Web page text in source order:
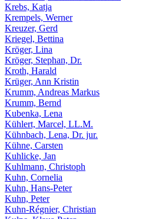
Krebs, Katja
Krempels, Werner
Kreuzer, Gerd
Kriegel, Bettina
Kröger, Lina
Kröger, Stephan, Dr.
Kroth, Harald
Krüger, Ann Kristin
Krumm, Andreas Markus
Krumm, Bernd
Kubenka, Lena
Kühlert, Marcel, LL.M.
Kühnbach, Lena, Dr. jur.
Kühne, Carsten
Kuhlicke, Jan
Kuhlmann, Christoph
Kuhn, Cornelia
Kuhn, Hans-Peter
Kuhn, Peter
Kuhn-Régnier, Christian